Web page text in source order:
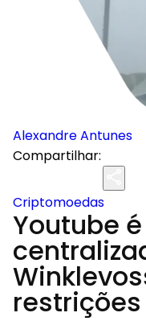
Alexandre Antunes
Compartilhar:
Criptomoedas
Youtube